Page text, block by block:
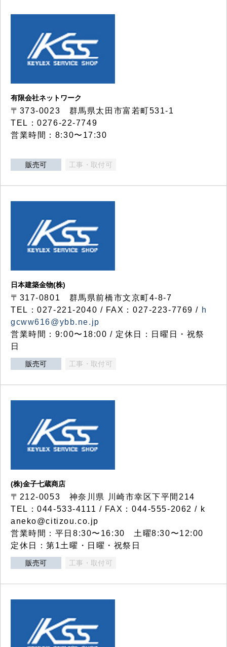
有限会社ネットワーク
〒373-0023 群馬県太田市富若町531-1
TEL：0276-22-7749
営業時間：8:30〜17:30
販売可 工事・取付可
日本建築金物(株)
〒317‐0801 群馬県前橋市文京町4-8-7
TEL：027-221-2040 / FAX：027-223-7769 / h
gcww616@ybb.ne.jp
営業時間：9:00〜18:00 / 定休日：日曜日・祝祭
日
販売可 工事・取付可
(株)金子七蔵商店
〒212-0053 神奈川県 川崎市幸区下平間214
TEL：044-533-4111 / FAX：044-555-2062 / k
aneko@citizou.co.jp
営業時間：平日8:30〜16:30 土曜8:30〜12:00
定休日：第1土曜・日曜・祝祭日
販売可 工事・取付可